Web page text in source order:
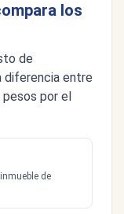
los
de
diferencia entre
por el
de